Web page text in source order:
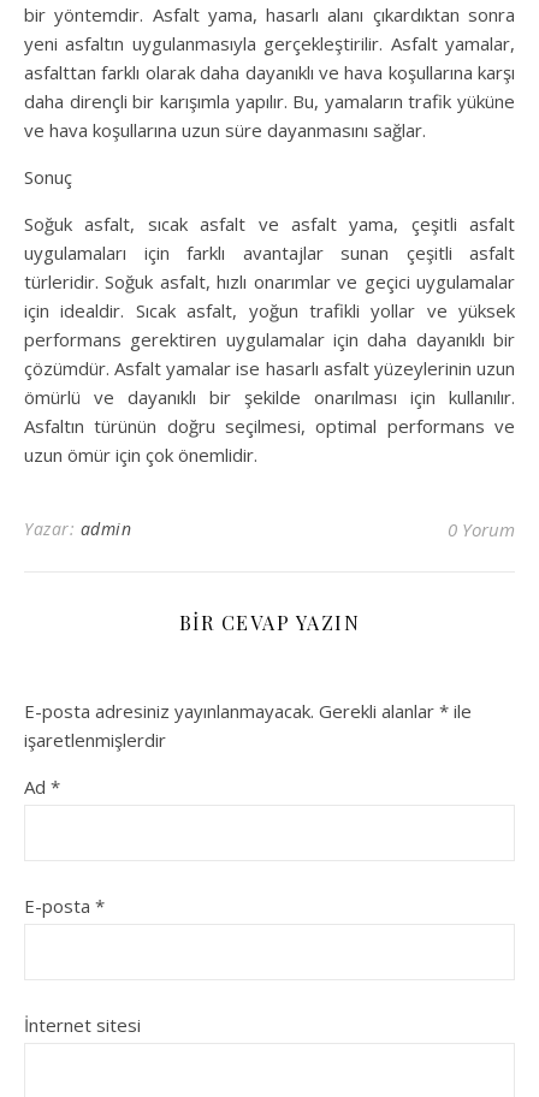
bir yöntemdir. Asfalt yama, hasarlı alanı çıkardıktan sonra
yeni asfaltın uygulanmasıyla gerçekleştirilir. Asfalt yamalar,
asfalttan farklı olarak daha dayanıklı ve hava koşullarına karşı
daha dirençli bir karışımla yapılır. Bu, yamaların trafik yüküne
ve hava koşullarına uzun süre dayanmasını sağlar.
Sonuç
Soğuk asfalt, sıcak asfalt ve asfalt yama, çeşitli asfalt
uygulamaları için farklı avantajlar sunan çeşitli asfalt
türleridir. Soğuk asfalt, hızlı onarımlar ve geçici uygulamalar
için idealdir. Sıcak asfalt, yoğun trafikli yollar ve yüksek
performans gerektiren uygulamalar için daha dayanıklı bir
çözümdür. Asfalt yamalar ise hasarlı asfalt yüzeylerinin uzun
ömürlü ve dayanıklı bir şekilde onarılması için kullanılır.
Asfaltın türünün doğru seçilmesi, optimal performans ve
uzun ömür için çok önemlidir.
Yazar: admin 0 Yorum
BIR CEVAP YAZIN
E-posta adresiniz yayınlanmayacak. Gerekli alanlar * ile
işaretlenmişlerdir
Ad *
E-posta *
İnternet sitesi